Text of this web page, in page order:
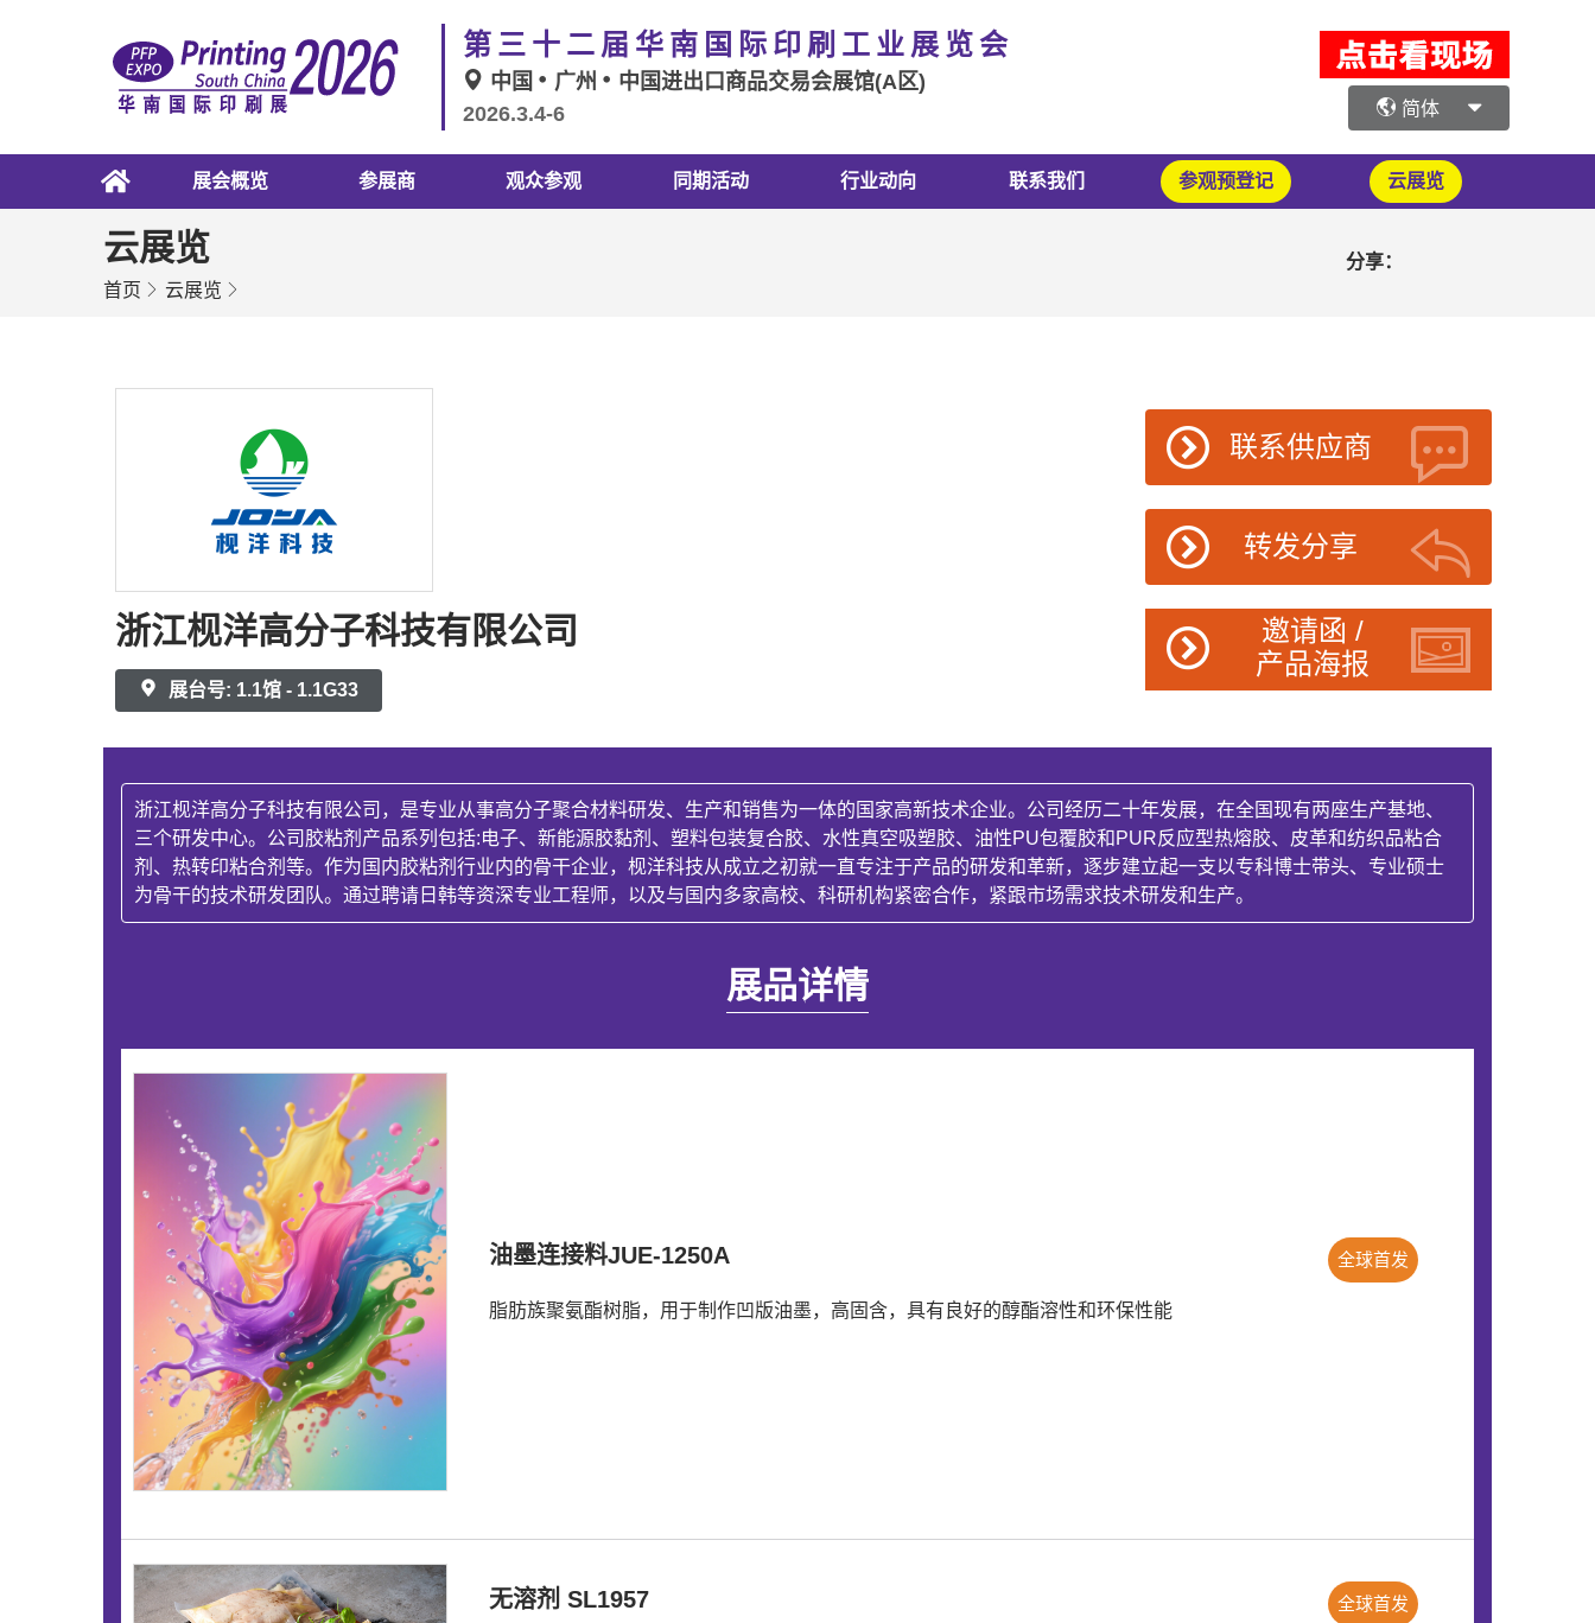
第三十二届华南国际印刷工业展览会
中国 广州
中国进出口商品交易会展馆(A区)
2026.3.4-6
简体
展会概览 参展商 观众参观 同期活动 行业动向 联系我们 参观预登记 云展览
云展览
首页 云展览
分享：
浙江枧洋高分子科技有限公司
展台号: 1.1馆 - 1.1G33
联系供应商
转发分享
邀请函 /
产品海报
浙江枧洋高分子科技有限公司，是专业从事高分子聚合材料研发、生产和销售为一体的国家高新技术企业。公司经历二十年发展，在全国现有两座生产基地、
三个研发中心。公司胶粘剂产品系列包括:电子、新能源胶黏剂、塑料包装复合胶、水性真空吸塑胶、油性PU包覆胶和PUR反应型热熔胶、皮革和纺织品粘合
剂、热转印粘合剂等。作为国内胶粘剂行业内的骨干企业，枧洋科技从成立之初就一直专注于产品的研发和革新，逐步建立起一支以专科博士带头、专业硕士
为骨干的技术研发团队。通过聘请日韩等资深专业工程师，以及与国内多家高校、科研机构紧密合作，紧跟市场需求技术研发和生产。
展品详情
油墨连接料JUE-1250A 全球首发
脂肪族聚氨酯树脂，用于制作凹版油墨，高固含，具有良好的醇酯溶性和环保性能
无溶剂 SL1957 全球首发